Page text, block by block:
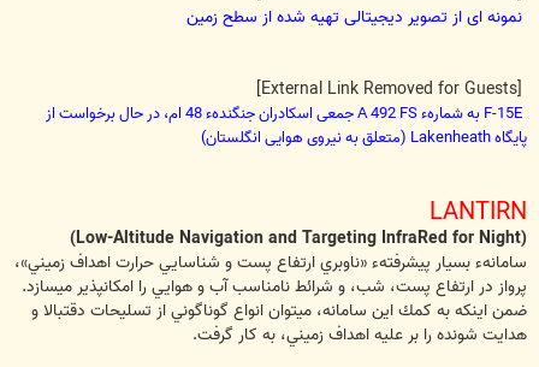
نمونه ای از تصویر دیجیتالی تهیه شده از سطح زمین
F-15E به شمارهء A 492 FS جمعی اسکادران جنگندهء 48 ام، در حال برخواست از
پایگاه Lakenheath (متعلق به نیروی هوایی انگلستان)
LANTIRN
(Low-Altitude Navigation and Targeting InfraRed for Night)
سامانهء بسيار پيشرفتهء «ناوبري ارتفاع پست و شناسايي حرارت اهداف زميني»،
پرواز در ارتفاع پست، شب، و شرائط نامناسب آب و هوايي را امكان‏پذير مي‏‎سازد.
ضمن اينكه به كمك اين سامانه، مي‏توان انواع گوناگوني از تسليحات دقت‏بالا و
هدايت شونده را بر عليه اهداف زميني، به كار گرفت.